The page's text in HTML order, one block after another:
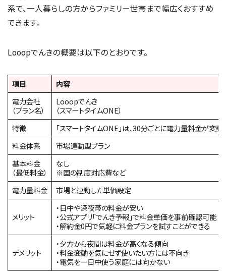
系で、一人暮らしの方からファミリー世帯まで幅広くおすすめ
できます。
Looopでんきの概要は以下のとおりです。
項目
内容
電力会社
（プラン名）
Looopでんき
（スマートタイムONE）
特徴
「スマートタイムONE」は、30分ごとに電力量料金が変
料金体系
市場連動型プラン
基本料金
（最低料金）
なし
※国の制度対応費など
電力量料金
市場と連動した単価設定
メリット
・日中や深夜帯の料金が安い
・公式アプリ「でんき予報」で料金単価を事前確認可能
・解約金0円で気軽に料金プランを試すことができる
デメリット
・夕方から夜間は料金が高くなる傾向
・料金変動を気にせず使いたい方には不向き
・電気を一日中使う家庭には向かない